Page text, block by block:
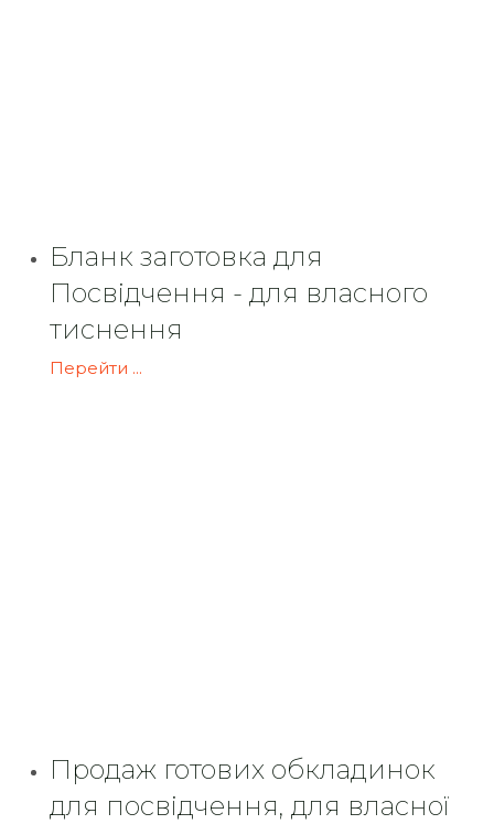
Бланк заготовка для
Посвідчення - для власного
тиснення
Перейти ...
Продаж готових обкладинок
для посвідчення, для власної